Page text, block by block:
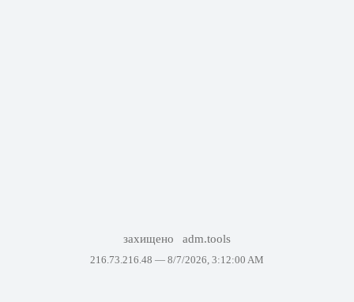
захищено adm.tools
216.73.216.48 — 8/7/2026, 3:12:00 AM